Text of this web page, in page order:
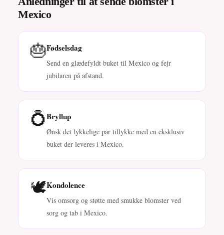
Mexico
🎂Fødselsdag
Send en glædefyldt buket til Mexico og fejr
jubilaren på afstand.
💍Bryllup
Ønsk det lykkelige par tillykke med en eksklusiv
buket der leveres i Mexico.
🕊️Kondolence
Vis omsorg og støtte med smukke blomster ved
sorg og tab i Mexico.